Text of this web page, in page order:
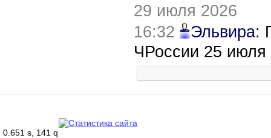
29 июля 2026
16:32
Эльвира:
ЧРоссии 25 июля
0.651 s, 141 q